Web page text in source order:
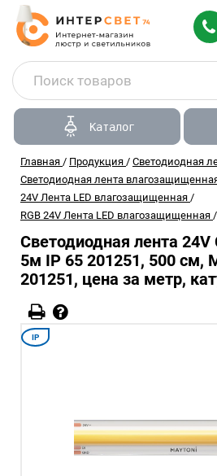
Каталог
Главная / Продукция / Светодиодная
Светодиодная лента
24V Лента LED влагозащищенная /
RGB 24V Лента LED влагозащищенная /
Светодиодная лента 24V
5м IP 65 201251, 500 см,
201251, цена за метр,
IP